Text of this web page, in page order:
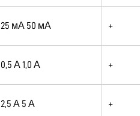
25 мА 50 мА +
0,5 А 1,0 А +
2,5 А 5 А +